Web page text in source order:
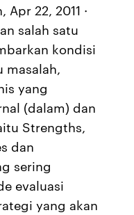
22, 2011 ·
salah satu
kondisi
masalah,
yang
(dalam) dan
Strengths,
dan
sering
evaluasi
yang akan